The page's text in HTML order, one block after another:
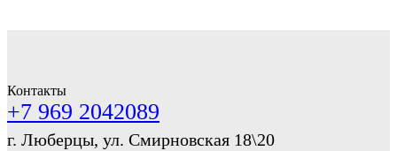
Контакты
+7 969 2042089
г. Люберцы, ул. Смирновская 18\20